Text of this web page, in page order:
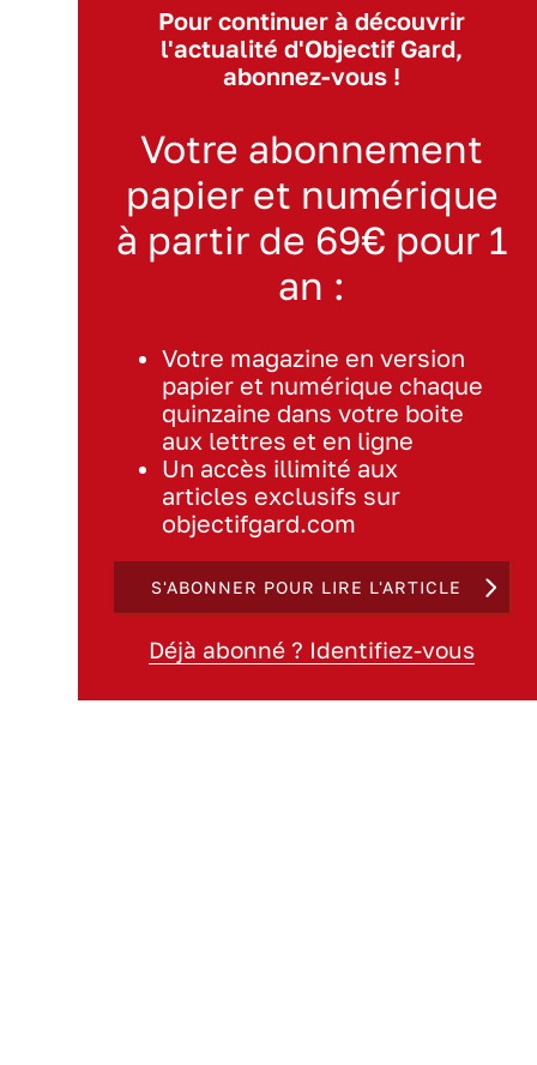
Pour continuer à découvrir
l'actualité d'Objectif Gard,
abonnez-vous !
Votre abonnement
papier et numérique
à partir de 69€ pour 1
an :
Votre magazine en version
papier et numérique chaque
quinzaine dans votre boite
aux lettres et en ligne
Un accès illimité aux
articles exclusifs sur
objectifgard.com
S'ABONNER POUR LIRE L'ARTICLE
Déjà abonné ? Identifiez-vous